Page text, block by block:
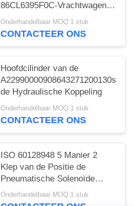
86CL6395F0C-Vrachtwagen
Crane Spare Parts dragen
Onderhandelbaar MOQ:1 stuk
CONTACTEER ONS
Hoofdcilinder van de
A22990000908643271200130sg
de Hydraulische Koppeling
Onderhandelbaar MOQ:1 stuk
CONTACTEER ONS
ISO 60128948 5 Manier 2
Klep van de Positie de
Pneumatische Solenoïde
B994V22008KCS017B
Onderhandelbaar MOQ:1 stuk